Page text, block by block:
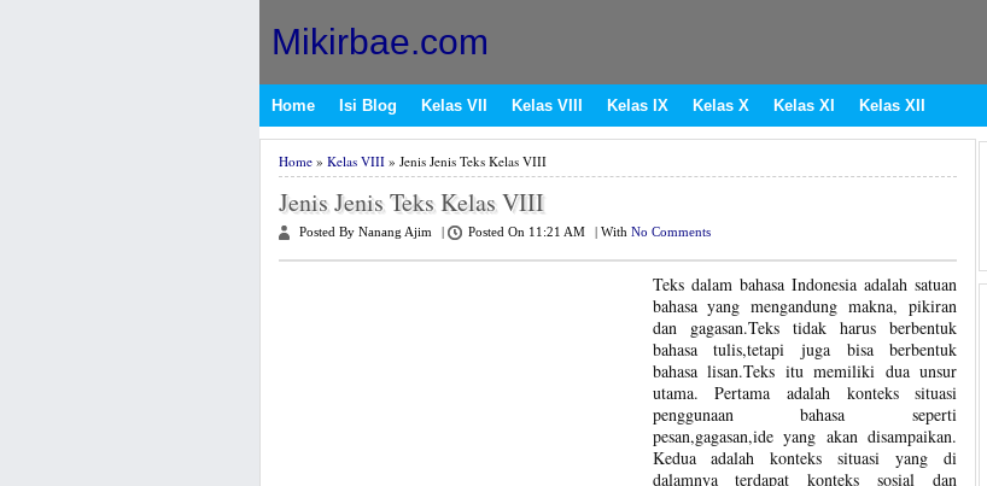
Mikirbae.com
Home Isi Blog Kelas VII Kelas VIII Kelas IX Kelas X Kelas XI Kelas XII
Home» Kelas VIII» Jenis Jenis Teks Kelas VIII
Jenis Jenis Teks Kelas VIII
Posted By Nanang Ajim Posted On 11:21 AM With No Comments
Teks dalam bahasa Indonesia adalah satuan
bahasa yang mengandung makna, pikiran
dan gagasan.Teks tidak harus berbentuk
bahasa tulis,tetapi juga bisa berbentuk
bahasa lisan.Teks itu memiliki dua unsur
utama. Pertama adalah konteks situasi
penggunaan bahasa seperti
pesan,gagasan,ide yang akan disampaikan.
Kedua adalah konteks situasi yang di
dalamnya terdapat konteks sosial dan